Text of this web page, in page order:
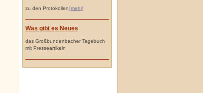
zu den Protokollen[mehr]
Was gibt es Neues
das Großbundenbacher Tagebuch
mit Presseartikeln